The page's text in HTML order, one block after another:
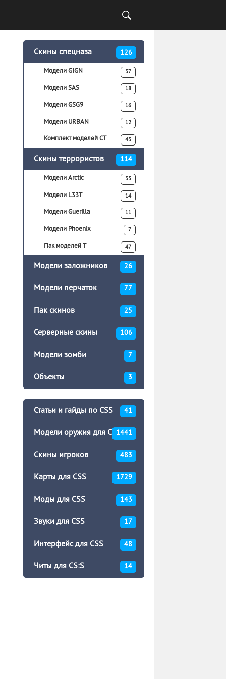
Скины спецназа 126
Модели GIGN 37
Модели SAS 18
Модели GSG9 16
Модели URBAN 12
Комплект моделей CT 43
Скины террористов 114
Модели Arctic 35
Модели L33T 14
Модели Guerilla 11
Модели Phoenix 7
Пак моделей T 47
Модели заложников 26
Модели перчаток 77
Пак скинов 25
Серверные скины 106
Модели зомби 7
Объекты 3
Статьи и гайды по CSS 41
Модели оружия для CSS1441
Скины игроков 483
Карты для CSS 1729
Моды для CSS 143
Звуки для CSS 17
Интерфейс для CSS 48
Читы для CS:S 14